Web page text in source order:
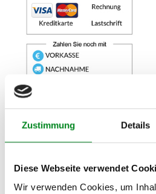
Zustimmung Details
Diese Webseite verwendet
Wir verwenden Cookies, um
Zahlungs- und Lieferarten können
VK-Information:
Anschlüsse:
Schlauchanschluß Ø 10mm